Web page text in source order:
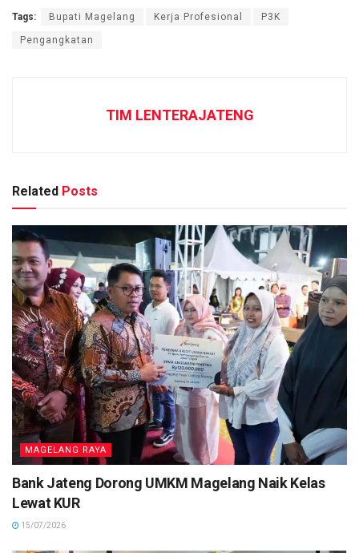
Tags: Bupati Magelang Kerja Profesional P3K
Pengangkatan
TIM LENTERAJATENG
Related Posts
MAGELANG RAYA
Bank Jateng Dorong UMKM Magelang Naik Kelas
Lewat KUR
15/07/2026